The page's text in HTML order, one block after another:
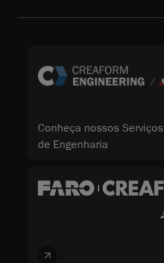
Conheça nossos Serviços
de Engenharia